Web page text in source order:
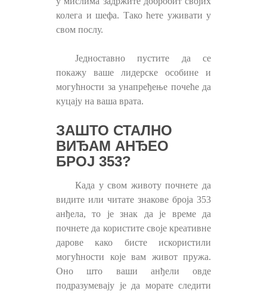
колега и шефа. Тако ћете уживати у
свом послу.
Једноставно пустите да се
покажу ваше лидерске особине и
могућности за унапређење почеће да
куцају на ваша врата.
ЗАШТО СТАЛНО
ВИЂАМ АНЂЕО
БРОЈ 353?
Када у свом животу почнете да
видите или читате знакове броја 353
анђела, то је знак да је време да
почнете да користите своје креативне
дарове како бисте искористили
могућности које вам живот пружа.
Оно што ваши анђели овде
подразумевају је да морате следити